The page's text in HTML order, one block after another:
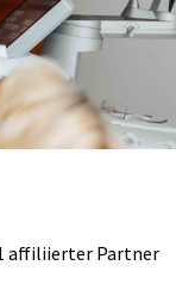
affiliierter Partner